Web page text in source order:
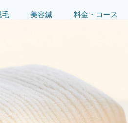
毛 美容鍼 料金・コース